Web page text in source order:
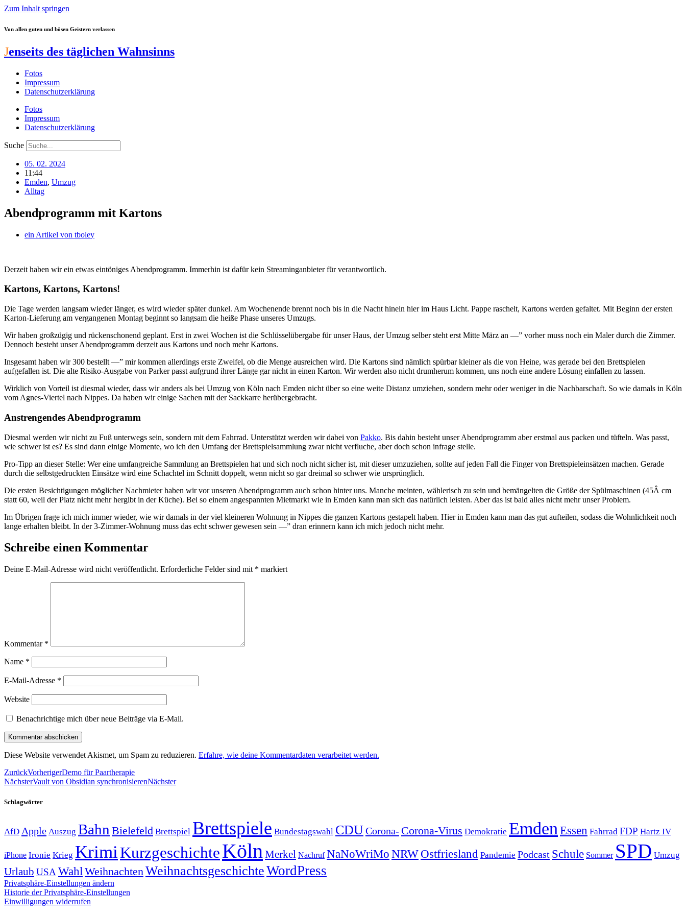
Zum Inhalt springen
Von allen guten und bösen Geistern verlassen
Jenseits des täglichen Wahnsinns
Fotos
Impressum
Datenschutzerklärung
Fotos
Impressum
Datenschutzerklärung
Suche
05. 02. 2024
11:44
Emden, Umzug
Alltag
Abendprogramm mit Kartons
ein Artikel von tboley
Derzeit haben wir ein etwas eintöniges Abendprogramm. Immerhin ist dafür kein Streaminganbieter für verantwortlich.
Kartons, Kartons, Kartons!
Die Tage werden langsam wieder länger, es wird wieder später dunkel. Am Wochenende brennt noch bis in die Nacht hinein hier im Haus Licht. Pappe raschelt, Kartons werden gefaltet. Mit Beginn der ersten
Karton-Lieferung am vergangenen Montag beginnt so langsam die heiße Phase unseres Umzugs.
Wir haben großzügig und rückenschonend geplant. Erst in zwei Wochen ist die Schlüsselübergabe für unser Haus, der Umzug selber steht erst Mitte März an —” vorher muss noch ein Maler durch die Zimmer.
Dennoch besteht unser Abendprogramm derzeit aus Kartons und noch mehr Kartons.
Insgesamt haben wir 300 bestellt —” mir kommen allerdings erste Zweifel, ob die Menge ausreichen wird. Die Kartons sind nämlich spürbar kleiner als die von Heine, was gerade bei den Brettspielen
aufgefallen ist. Die alte Risiko-Ausgabe von Parker passt aufgrund ihrer Länge gar nicht in einen Karton. Wir werden also nicht drumherum kommen, uns noch eine andere Lösung einfallen zu lassen.
Wirklich von Vorteil ist diesmal wieder, dass wir anders als bei Umzug von Köln nach Emden nicht über so eine weite Distanz umziehen, sondern mehr oder weniger in die Nachbarschaft. So wie damals in Köln
vom Agnes-Viertel nach Nippes. Da haben wir einige Sachen mit der Sackkarre herübergebracht.
Anstrengendes Abendprogramm
Diesmal werden wir nicht zu Fuß unterwegs sein, sondern mit dem Fahrrad. Unterstützt werden wir dabei von Pakko. Bis dahin besteht unser Abendprogramm aber erstmal aus packen und tüfteln. Was passt,
wie schwer ist es? Es sind dann einige Momente, wo ich den Umfang der Brettspielsammlung zwar nicht verfluche, aber doch schon infrage stelle.
Pro-Tipp an dieser Stelle: Wer eine umfangreiche Sammlung an Brettspielen hat und sich noch nicht sicher ist, mit dieser umzuziehen, sollte auf jeden Fall die Finger von Brettspieleinsätzen machen. Gerade
durch die selbstgedruckten Einsätze wird eine Schachtel im Schnitt doppelt, wenn nicht so gar dreimal so schwer wie ursprünglich.
Die ersten Besichtigungen möglicher Nachmieter haben wir vor unseren Abendprogramm auch schon hinter uns. Manche meinten, wählerisch zu sein und bemängelten die Größe der Spülmaschinen (45Â cm
statt 60, weil der Platz nicht mehr hergibt in der Küche). Bei so einem angespannten Mietmarkt wie in Emden kann man sich das natürlich leisten. Aber das ist bald alles nicht mehr unser Problem.
Im Übrigen frage ich mich immer wieder, wie wir damals in der viel kleineren Wohnung in Nippes die ganzen Kartons gestapelt haben. Hier in Emden kann man das gut aufteilen, sodass die Wohnlichkeit noch
lange erhalten bleibt. In der 3-Zimmer-Wohnung muss das echt schwer gewesen sein —” dran erinnern kann ich mich jedoch nicht mehr.
Schreibe einen Kommentar
Deine E-Mail-Adresse wird nicht veröffentlicht. Erforderliche Felder sind mit * markiert
Kommentar *
Name *
E-Mail-Adresse *
Website
Benachrichtige mich über neue Beiträge via E-Mail.
Diese Website verwendet Akismet, um Spam zu reduzieren. Erfahre, wie deine Kommentardaten verarbeitet werden.
ZurückVorherigerDemo für Paartherapie
NächsterVault von Obsidian synchronisierenNächster
Schlagwörter
AfD Apple Auszug Bahn Bielefeld Brettspiel Brettspiele Bundestagswahl CDUCorona- Corona-Virus Demokratie Emden Essen Fahrrad FDP Hartz IV
iPhone Ironie Krieg Krimi KurzgeschichteKöln Merkel Nachruf NaNoWriMo NRWOstfriesland Pandemie Podcast Schule Sommer SPD Umzug
Urlaub USA Wahl Weihnachten WeihnachtsgeschichteWordPress
Privatsphäre-Einstellungen ändern
Historie der Privatsphäre-Einstellungen
Einwilligungen widerrufen